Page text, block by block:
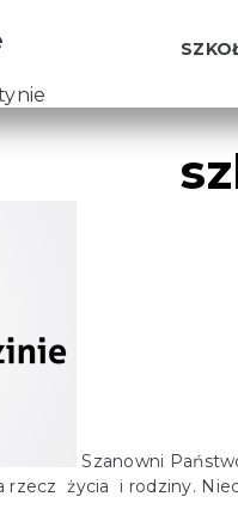
Szanowni
życia i rodziny.